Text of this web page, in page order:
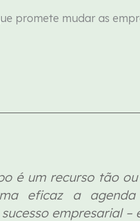
é um recurso tão
eficaz a
empresarial –